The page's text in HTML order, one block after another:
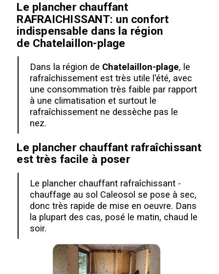
Le plancher chauffant
RAFRAICHISSANT: un confort
indispensable dans la région
de Chatelaillon-plage
Dans la région de Chatelaillon-plage, le
rafraîchissement est très utile l'été, avec
une consommation très faible par rapport
à une climatisation et surtout le
rafraîchissement ne dessèche pas le
nez.
Le plancher chauffant rafraîchissant
est très facile à poser
Le plancher chauffant rafraîchissant -
chauffage au sol Caleosol se pose à sec,
donc très rapide de mise en oeuvre. Dans
la plupart des cas, posé le matin, chaud le
soir.